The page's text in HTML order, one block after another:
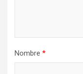
Nombre *